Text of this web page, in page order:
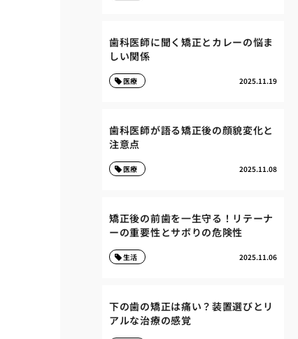
歯科医師に聞く矯正とカレーの悩ま
しい関係
2025.11.19
医療
歯科医師が語る矯正後の顔貌変化と
注意点
2025.11.08
医療
矯正後の前歯を一生守る！リテーナ
ーの重要性とサボりの危険性
2025.11.06
生活
下の歯の矯正は痛い？装置選びとリ
アルな治療の感覚